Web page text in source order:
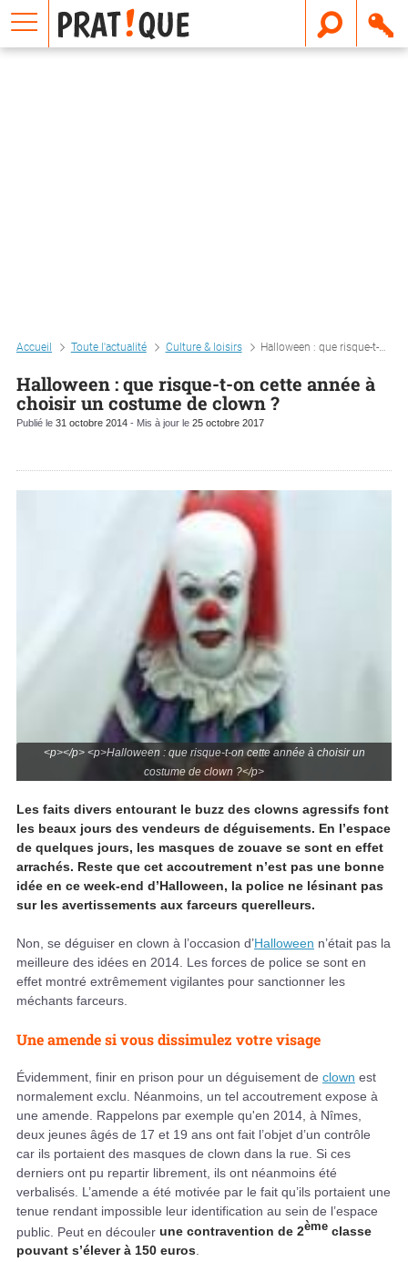
Accueil Toute l'actualité Culture & loisirs Halloween : que risque-t-on cette année à choisir un costume de clown ?
Halloween : que risque-t-on cette année à
choisir un costume de clown ?
Publié le 31 octobre 2014 - Mis à jour le 25 octobre 2017
<p></p> <p>Halloween : que risque-t-on cette année à choisir un
costume de clown ?</p>
Les faits divers entourant le buzz des clowns agressifs font
les beaux jours des vendeurs de déguisements. En l’espace
de quelques jours, les masques de zouave se sont en effet
arrachés. Reste que cet accoutrement n’est pas une bonne
idée en ce week-end d’Halloween, la police ne lésinant pas
sur les avertissements aux farceurs querelleurs.
Non, se déguiser en clown à l’occasion d’Halloween n’était pas la
meilleure des idées en 2014. Les forces de police se sont en
effet montré extrêmement vigilantes pour sanctionner les
méchants farceurs.
Une amende si vous dissimulez votre visage
Évidemment, finir en prison pour un déguisement de clown est
normalement exclu. Néanmoins, un tel accoutrement expose à
une amende. Rappelons par exemple qu'en 2014, à Nîmes,
deux jeunes âgés de 17 et 19 ans ont fait l’objet d’un contrôle
car ils portaient des masques de clown dans la rue. Si ces
derniers ont pu repartir librement, ils ont néanmoins été
verbalisés. L’amende a été motivée par le fait qu’ils portaient une
tenue rendant impossible leur identification au sein de l’espace
public. Peut en découler une contravention de 2ème classe
pouvant s’élever à 150 euros.
E
m
a